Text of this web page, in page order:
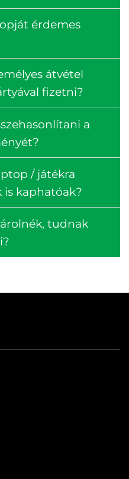
érdemes
átvétel
fizetni?
a
/ játékra
kaphatóak?
tudnak